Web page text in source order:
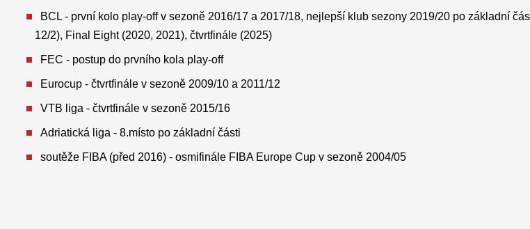
BCL - první kolo play-off v sezoně 2016/17 a 2017/18, nejlepší klub sezony 2019/20 po základní
12/2), Final Eight (2020, 2021), čtvrtfinále (2025)
FEC - postup do prvního kola play-off
Eurocup - čtvrtfinále v sezoně 2009/10 a 2011/12
VTB liga - čtvrtfinále v sezoně 2015/16
Adriatická liga - 8.místo po základní části
soutěže FIBA (před 2016) - osmifinále FIBA Europe Cup v sezoně 2004/05